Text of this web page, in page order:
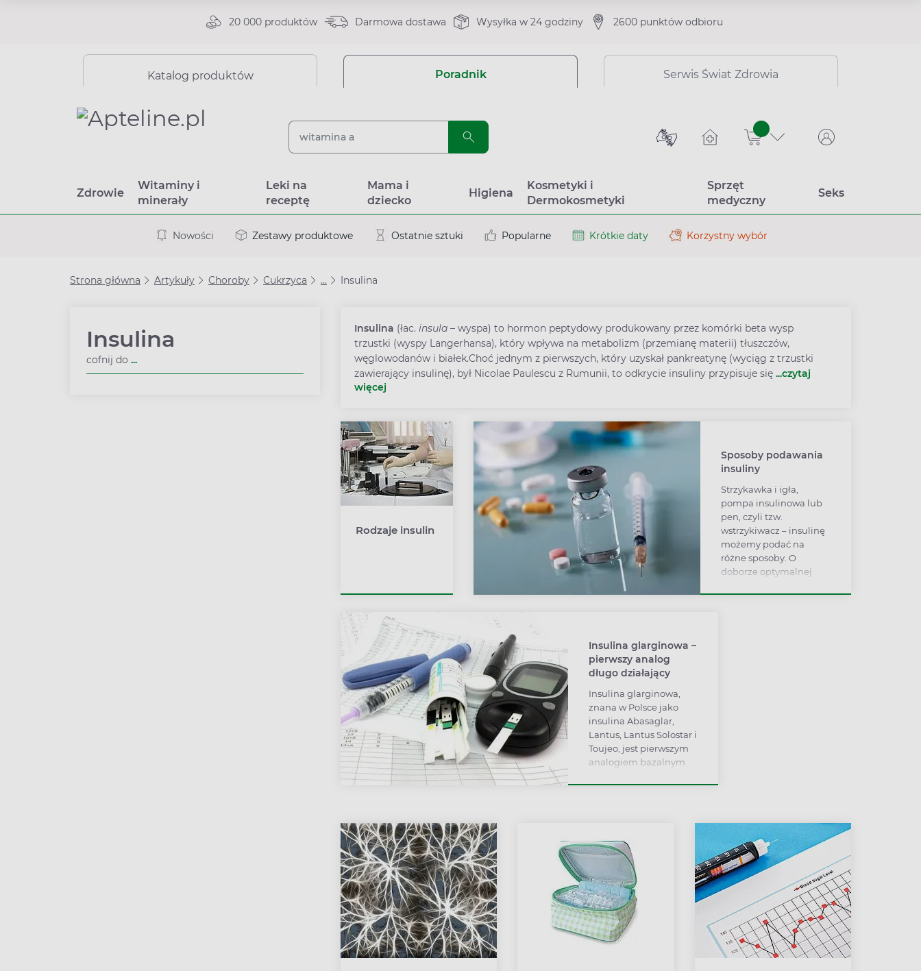
20 000 produktów Darmowa dostawa Wysyłka w 24 godziny 2600 punktów odbioru
Katalog produktów Poradnik Serwis Świat Zdrowia
sztuk
Zdrowie
Witaminy i
minerały
Leki na
receptę
Mama i
dziecko
Higiena
Kosmetyki i
Dermokosmetyki
Sprzęt
medyczny
Seks
Nowości Zestawy produktowe Ostatnie sztuki Popularne Krótkie daty Korzystny wybór
Strona główna Artykuły Choroby Cukrzyca ... Insulina
Insulina
cofnij do ...
Insulina (łac. insula– wyspa) to hormon peptydowy produkowany przez komórki beta wysp
trzustki (wyspy Langerhansa), który wpływa na metabolizm (przemianę materii) tłuszczów,
węglowodanów i białek.Choć jednym z pierwszych, który uzyskał pankreatynę (wyciąg z trzustki
zawierający insulinę), był Nicolae Paulescu z Rumunii, to odkrycie insuliny przypisuje się...czytaj
więcej
Rodzaje insulin
Sposoby podawania
insuliny
Strzykawka i igła,
pompa insulinowa lub
pen, czyli tzw.
wstrzykiwacz – insulinę
możemy podać na
różne sposoby. O
doborze optymalnej
Insulina glarginowa –
pierwszy analog
długo działający
Insulina glarginowa,
znana w Polsce jako
insulina Abasaglar,
Lantus, Lantus Solostar i
Toujeo, jest pierwszym
analogiem bazalnym